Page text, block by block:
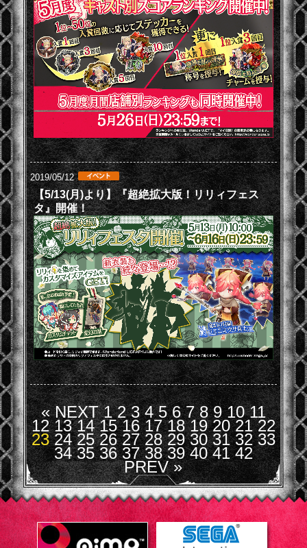
2019/05/12
【5/13(月)より】『超絶拡大版！リリィフェス
タ』開催！
« NEXT 1 2 3 4 5 6 7 8 9 10 11
12 13 14 15 16 17 18 19 20 21 22
23 24 25 26 27 28 29 30 31 32 33
34 35 36 37 38 39 40 41 42
PREV »